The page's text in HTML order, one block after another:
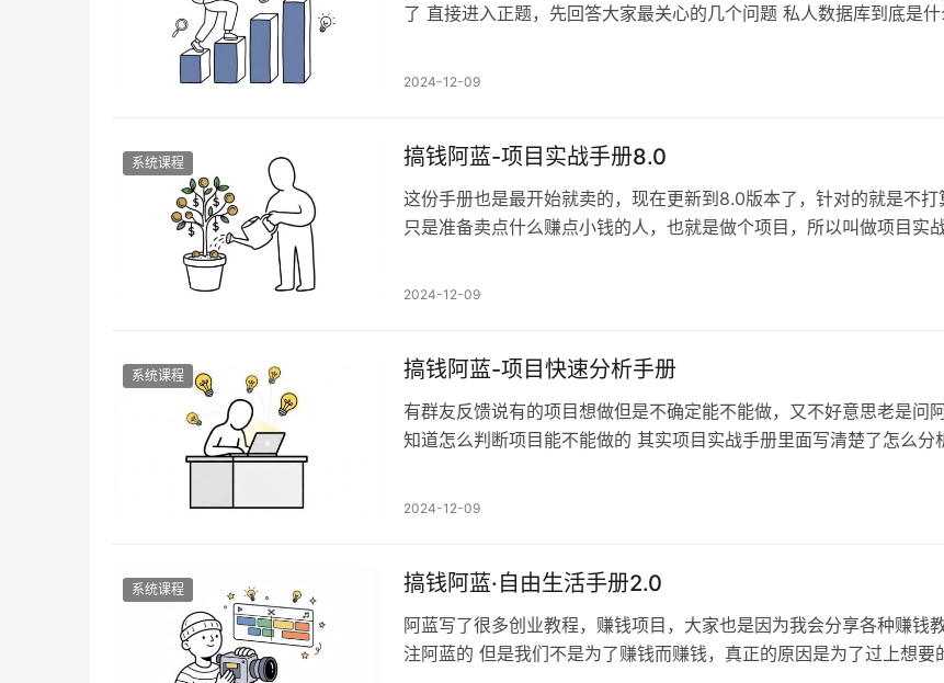
了 直接进入正题，先回答大家最关心的几个问题 私人数据库到底是什
2024-12-09
系统课程 搞钱阿蓝-项目实战手册8.0
这份手册也是最开始就卖的，现在更新到8.0版本了，针对的就是不打
只是准备卖点什么赚点小钱的人，也就是做个项目，所以叫做项目实
2024-12-09
系统课程 搞钱阿蓝-项目快速分析手册
有群友反馈说有的项目想做但是不确定能不能做，又不好意思老是问
知道怎么判断项目能不能做的 其实项目实战手册里面写清楚了怎么分
2024-12-09
系统课程 搞钱阿蓝·自由生活手册2.0
阿蓝写了很多创业教程，赚钱项目，大家也是因为我会分享各种赚钱
注阿蓝的 但是我们不是为了赚钱而赚钱，真正的原因是为了过上想要